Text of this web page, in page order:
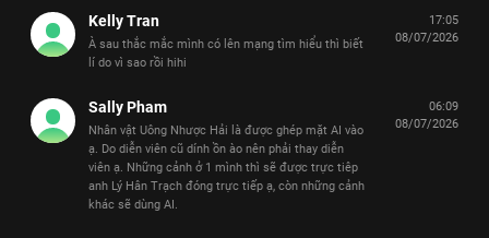
Kelly Tran
À sau thắc mắc mình có lên mạng tìm hiểu thì biết
lí do vì sao rồi hihi
17:05
08/07/2026
Sally Pham
Nhân vật Uông Nhược Hải là được ghép mặt AI vào
ạ. Do diễn viên cũ dính ồn ào nên phải thay diễn
viên ạ. Những cảnh ở 1 mình thì sẽ được trực tiêp
anh Lý Hân Trạch đóng trực tiếp ạ, còn những cảnh
khác sẽ dùng AI.
06:09
08/07/2026